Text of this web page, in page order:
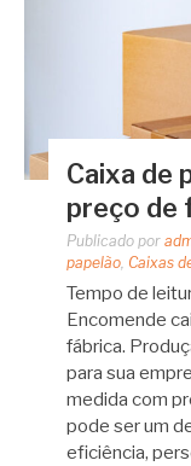
Caixa de
preço de
Publicado por
papelão Caixas
Tempo de
Encomende
fábrica.
para sua
medida com
pode ser um
eficiência,